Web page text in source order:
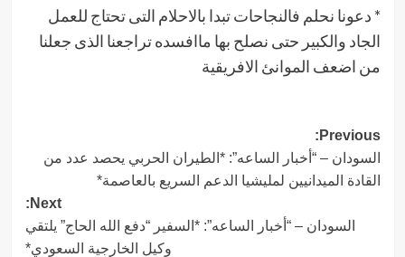
* دعونا نحلم فالنجاحات تبدا بالاحلام التى تحتاج للعمل
الجاد والكبير حتى نصلح بها ماافسده تراجعنا الذى جعلنا
من اضعف الموانئ الافريقية
Post
navigation
Previous:
السودان – “أخبار الساعه”: *الطيران الحربي يحصد عدد من
القادة الميدانيين لمليشيا الدعم السريع بالعاصمة*
Next:
السودان – “أخبار الساعه”: *السفير “دفع الله الحاج” يلتقي
وكيل الخارجية السعودي*